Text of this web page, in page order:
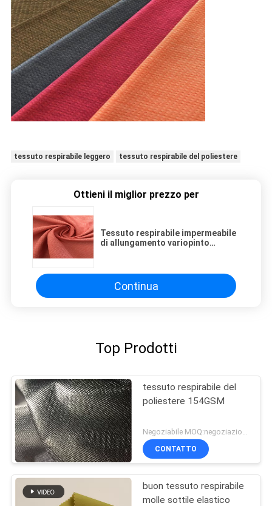
tessuto respirabile leggero tessuto respirabile del poliestere
Ottieni il miglior prezzo per
Tessuto respirabile impermeabile
di allungamento variopinto
Continua
Top Prodotti
tessuto respirabile del
poliestere 154GSM
CONTATTO
buon tessuto respirabile
molle sottile elastico